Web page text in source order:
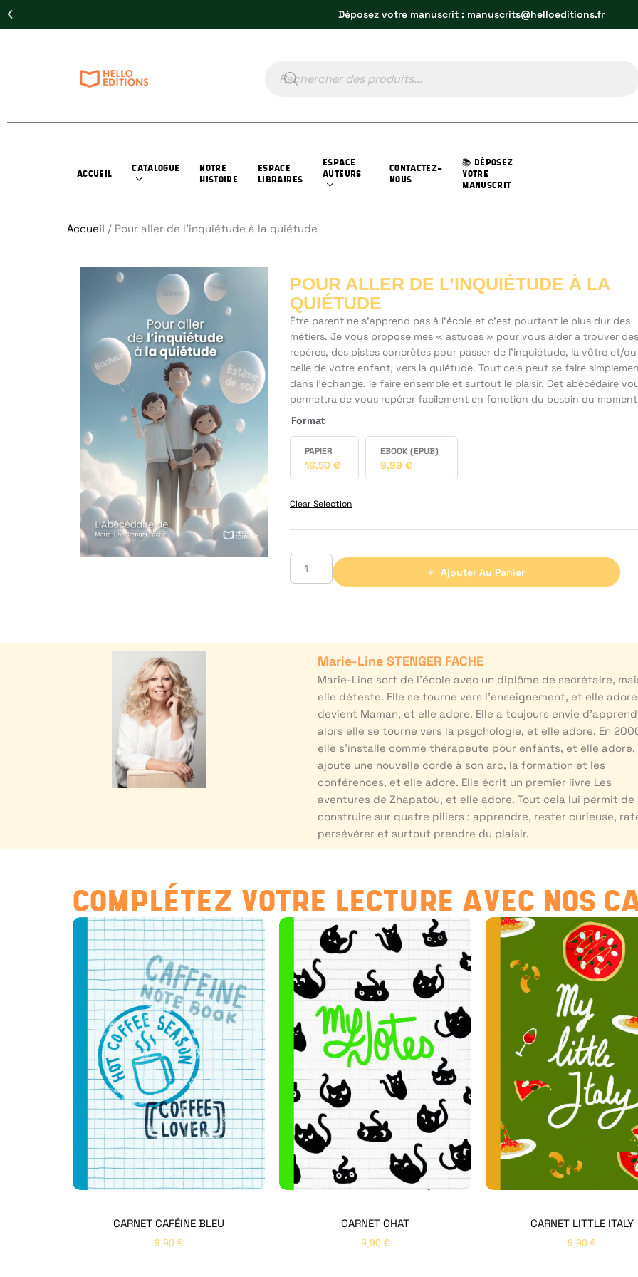
Déposez votre manuscrit : manuscrits@helloeditions.fr
ACCUEIL
CATALOGUE
NOTRE
HISTOIRE
ESPACE
LIBRAIRES
ESPACE
AUTEURS
CONTACTEZ-
NOUS
📚 DÉPOSEZ
VOTRE
MANUSCRIT
Accueil / Pour aller de l’inquiétude à la quiétude
POUR ALLER DE L’INQUIÉTUDE À LA
QUIÉTUDE
Être parent ne s’apprend pas à l’école et c’est pourtant le plus dur des
métiers. Je vous propose mes « astuces » pour vous aider à trouver des
repères, des pistes concrètes pour passer de l’inquiétude, la vôtre et/ou
celle de votre enfant, vers la quiétude. Tout cela peut se faire
dans l’échange, le faire ensemble et surtout le plaisir. Cet abécédaire
permettra de vous repérer facilement en fonction du besoin du
Format
PAPIER
16,50 €
EBOOK (EPUB)
9,99 €
Clear Selection
Ajouter Au Panier
Marie-Line STENGER FACHE
Marie-Line sort de l’école avec un diplôme de secrétaire,
elle déteste. Elle se tourne vers l’enseignement, et elle
devient Maman, et elle adore. Elle a toujours envie
alors elle se tourne vers la psychologie, et elle adore. En
elle s’installe comme thérapeute pour enfants, et elle adore.
ajoute une nouvelle corde à son arc, la formation et les
conférences, et elle adore. Elle écrit un premier livre Les
aventures de Zhapatou, et elle adore. Tout cela lui permit de
construire sur quatre piliers : apprendre, rester curieuse,
persévérer et surtout prendre du plaisir.
COMPLÉTEZ VOTRE LECTURE AVEC NOS
CARNET CAFÉINE BLEU
9,90 €
CARNET CHAT
9,90 €
CARNET LITTLE ITALY
9,90 €